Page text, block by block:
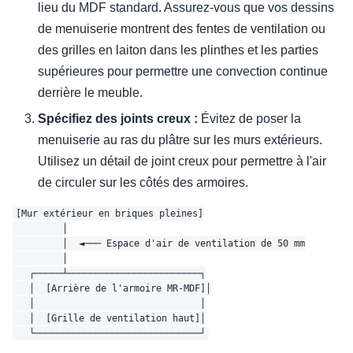
lieu du MDF standard. Assurez-vous que vos dessins
de menuiserie montrent des fentes de ventilation ou
des grilles en laiton dans les plinthes et les parties
supérieures pour permettre une convection continue
derrière le meuble.
Spécifiez des joints creux : Évitez de poser la
menuiserie au ras du plâtre sur les murs extérieurs.
Utilisez un détail de joint creux pour permettre à l'air
de circuler sur les côtés des armoires.
[Mur extérieur en briques pleines]
         │  ◄─── Espace d'air de ventilation de 50 mm
   ┌─────┴────────────────────────┐
   │  [Arrière de l'armoire MR-MDF]│
   │  [Grille de ventilation haut]│